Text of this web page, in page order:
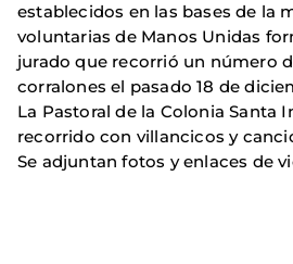
establecidos en las bases de la
voluntarias de Manos Unidas
jurado que recorrió un número
corralones el pasado 18 de
La Pastoral de la Colonia Santa
recorrido con villancicos y
Se adjuntan fotos y enlaces de